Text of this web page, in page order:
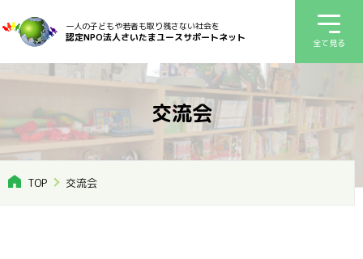
一人の子どもや若者も取り残さない社会を
認定NPO法人さいたまユースサポートネット 全て見る
交流会
TOP 交流会